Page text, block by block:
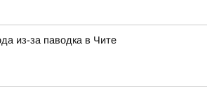
из-за паводка в Чите